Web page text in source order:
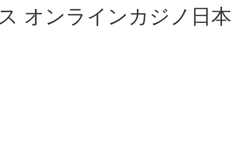
オンラインカジノ日本